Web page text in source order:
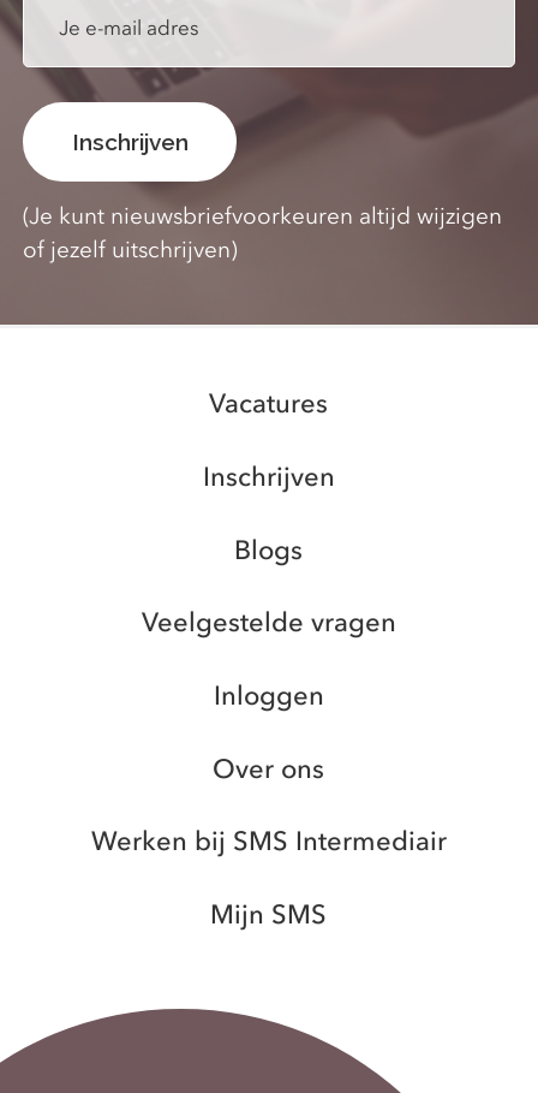
(Je kunt nieuwsbriefvoorkeuren altijd wijzigen
of jezelf uitschrijven)
Vacatures
Inschrijven
Blogs
Veelgestelde vragen
Inloggen
Over ons
Werken bij SMS Intermediair
Mijn SMS